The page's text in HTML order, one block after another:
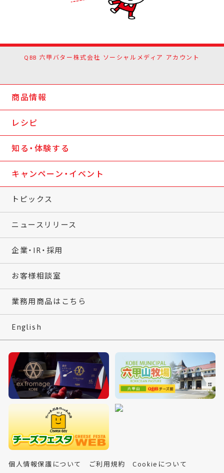
QBB 六甲バター株式会社 ソーシャルメディア アカウント
商品情報
レシピ
知る・体験する
キャンペーン・イベント
トピックス
ニュースリリース
企業・IR・採用
お客様相談室
業務用商品はこちら
English
個人情報保護について ご利用規約 Cookieについて